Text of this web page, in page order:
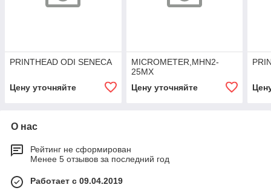
PRINTHEAD ODI SENECA
Цену уточняйте
MICROMETER,MHN2-
25MX
Цену уточняйте
О нас
Рейтинг не сформирован
Менее 5 отзывов за последний год
Работает с 09.04.2019